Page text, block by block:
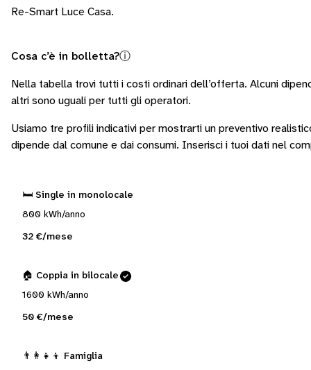
Re-Smart Luce Casa.
Cosa c’è in bolletta?ⓘ
Nella tabella trovi tutti i costi ordinari dell’offerta. Alcuni
altri sono uguali per tutti gli operatori.
Usiamo tre profili indicativi per mostrarti un preventivo
dipende dal comune e dai consumi. Inserisci i tuoi dati nel
🛏️ Single in monolocale
800 kWh/anno
32 €/mese
🏠 Coppia in bilocale
1600 kWh/anno
50 €/mese
👨‍👩‍👧‍👦 Famiglia